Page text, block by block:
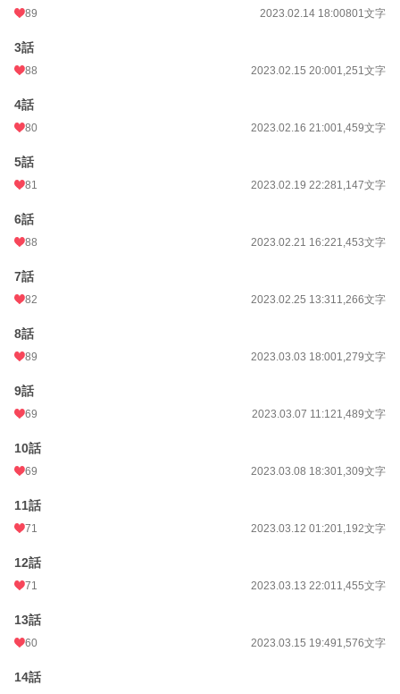
89 2023.02.14 18:00801文字
3話
88 2023.02.15 20:001,251文字
4話
80 2023.02.16 21:001,459文字
5話
81 2023.02.19 22:281,147文字
6話
88 2023.02.21 16:221,453文字
7話
82 2023.02.25 13:311,266文字
8話
89 2023.03.03 18:001,279文字
9話
69 2023.03.07 11:121,489文字
10話
69 2023.03.08 18:301,309文字
11話
71 2023.03.12 01:201,192文字
12話
71 2023.03.13 22:011,455文字
13話
60 2023.03.15 19:491,576文字
14話